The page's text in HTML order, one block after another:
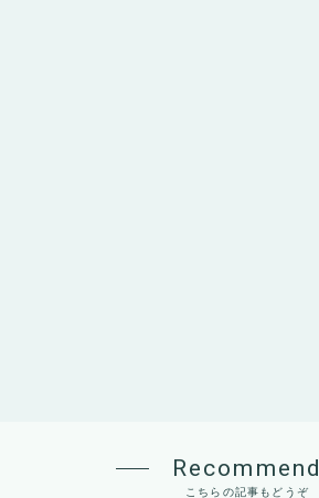
Recommend
こちらの記事もどうぞ